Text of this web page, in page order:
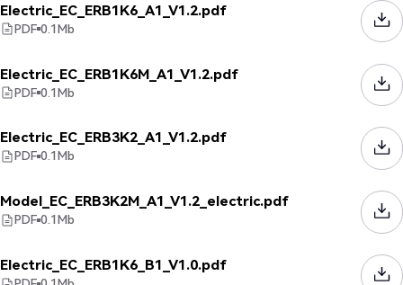
Electric_EC_ERB1K6_A1_V1.2.pdf
PDF 0.1Mb
Electric_EC_ERB1K6M_A1_V1.2.pdf
PDF 0.1Mb
Electric_EC_ERB3K2_A1_V1.2.pdf
PDF 0.1Mb
Model_EC_ERB3K2M_A1_V1.2_electric.pdf
PDF 0.1Mb
Electric_EC_ERB1K6_B1_V1.0.pdf